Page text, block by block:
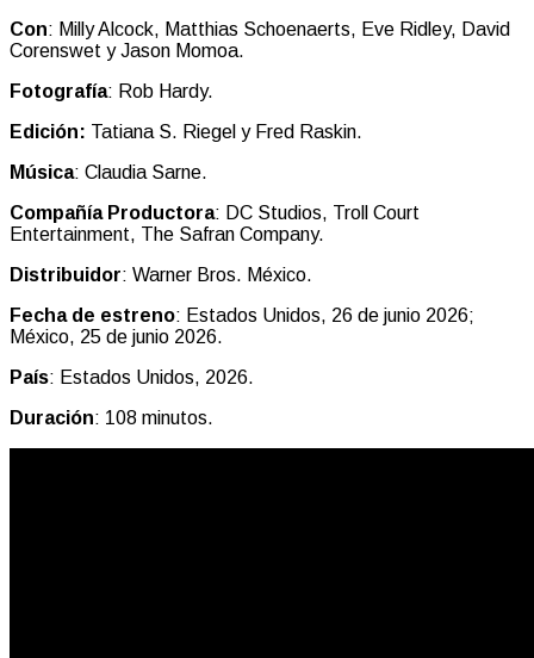
Con: Milly Alcock, Matthias Schoenaerts, Eve Ridley, David
Corenswet y Jason Momoa.
Fotografía: Rob Hardy.
Edición: Tatiana S. Riegel y Fred Raskin.
Música: Claudia Sarne.
Compañía Productora: DC Studios, Troll Court
Entertainment, The Safran Company.
Distribuidor: Warner Bros. México.
Fecha de estreno: Estados Unidos, 26 de junio 2026;
México, 25 de junio 2026.
País: Estados Unidos, 2026.
Duración: 108 minutos.